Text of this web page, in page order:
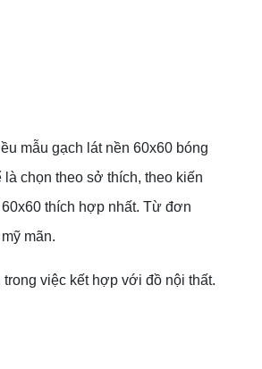
mẫu gạch lát nền 60x60 bóng
chọn theo sở thích, theo kiến
thích hợp nhất. Từ đơn
mãn.
việc kết hợp với đồ nội thất.